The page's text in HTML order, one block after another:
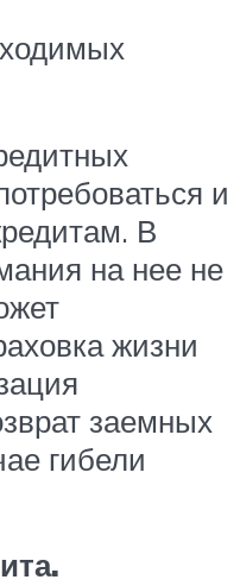
и
В
на нее не
жизни
заемных
гибели